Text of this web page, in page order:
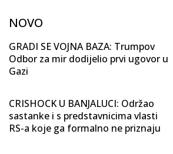
NOVO
GRADI SE VOJNA BAZA: Trumpov
Odbor za mir dodijelio prvi ugovor u
Gazi
CRISHOCK U BANJALUCI: Održao
sastanke i s predstavnicima vlasti
RS-a koje ga formalno ne priznaju